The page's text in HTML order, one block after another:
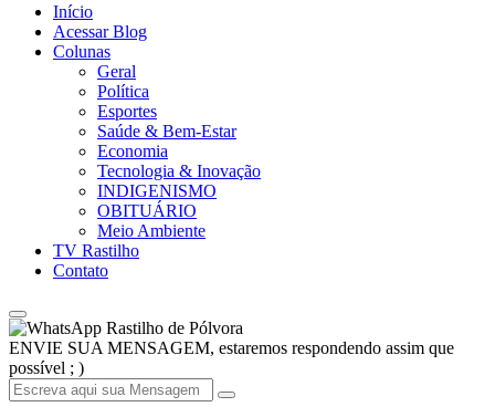
Início
Acessar Blog
Colunas
Geral
Política
Esportes
Saúde & Bem-Estar
Economia
Tecnologia & Inovação
INDIGENISMO
OBITUÁRIO
Meio Ambiente
TV Rastilho
Contato
Rastilho de Pólvora
ENVIE SUA MENSAGEM, estaremos respondendo assim que
possível ; )